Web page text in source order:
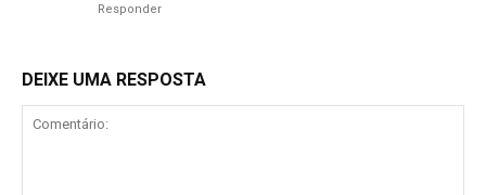
Responder
DEIXE UMA RESPOSTA